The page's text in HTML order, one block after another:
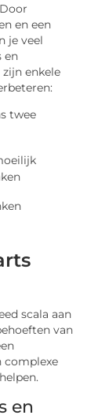
en een
je veel
en
enkele
twee
scala aan
van
complexe
en